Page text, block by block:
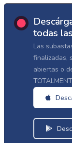
todas
Las
finalizadas,
abiertas o